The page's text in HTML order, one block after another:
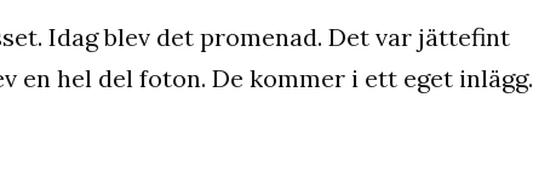
Idag blev det promenad. Det var jättefint
en hel del foton. De kommer i ett eget inlägg.